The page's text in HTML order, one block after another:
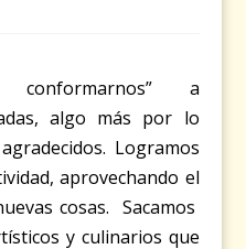
conformarnos” a
algo más por lo
Logramos
aprovechando el
cosas. Sacamos
y culinarios que